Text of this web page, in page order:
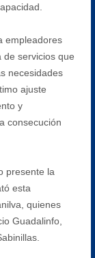
empleadores
servicios que
necesidades
ajuste
y
consecución
presente la
esta
quienes
Guadalinfo,